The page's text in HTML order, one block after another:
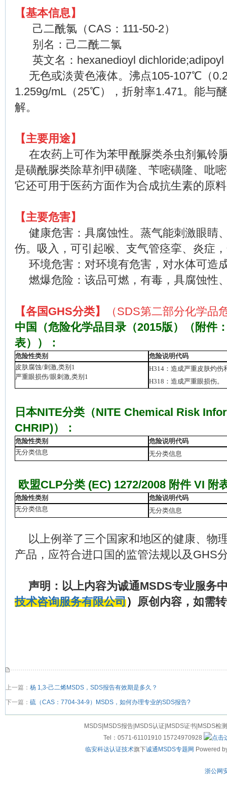
【基本信息】
己二酰氯（CAS ： 111-50-2）
别名：己二酰二氯
英文名：hexanedioyl dichloride;adipoyl
无色或淡黄色液体。沸点105-107℃（
1.259g/mL （25℃），折射率1.471。能与
解。
【主要用途】
在农药上可作为苯甲酰脲类杀虫剂氟铃
是磺酰脲类除草剂甲磺隆、苄嘧磺隆、吡
它还可用于医药方面作为合成抗生素的原
【主要危害】
健康危害：具腐蚀性。蒸气能刺激眼睛
伤。吸入，可引起喉、支气管痉挛、炎症
环境危害：对环境有危害，对水体可造
燃爆危险：该品可燃，有毒，具腐蚀性
【各国GHS分类】 （SDS第二部分化学品
中国（危险化学品目录（2015版）（附件
表））：
危险性类别
危险说明代码
皮肤腐蚀/刺激,类别 1
严重眼损伤/眼刺激,类别 1
H314 ：造成严重皮肤灼伤
H318 ：造成严重眼损伤。
日本NITE分类（NITE Chemical Risk
CHRIP)）：
危险性类别
危险说明代码
无分类信息
无分类信息
欧盟CLP分类 (EC) 1272/2008 附件VI 附
危险性类别
危险说明代码
无分类信息
无分类信息
以上例举了三个国家和地区的健康、物
产品，应符合进口国的监管法规以及 GHS
声明：以上内容为诚通MSDS专业服务
技术咨询服务有限公司） 原创内容，如需
上一篇： 杨 1,3-己二烯MSDS，SDS报告有效期是多久？
下一篇： 硫（CAS：7704-34-9）MSDS，如何办理专业的SDS报告?
MSDS|MSDS报告|MSDS认证|MSDS证书|MSDS检
Tel：0571-61101910 15724970928
临安科达认证技术旗下诚通MSDS专题网 Powered
浙公网